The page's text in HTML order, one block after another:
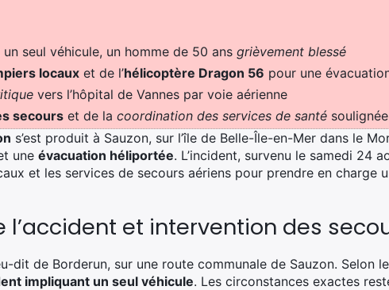
seul véhicule, un homme de 50 ans grièvement blessé
locaux et de l’hélicoptère Dragon 56 pour une
vers l’hôpital de Vannes par voie aérienne
secours et de la coordination des services de santé soulignée
s’est produit à Sauzon, sur l’île de Belle-Île-en-Mer dans le
une évacuation héliportée. L’incident, survenu le samedi 24
et les services de secours aériens pour prendre en charge
l’accident et intervention des
dit de Borderun, sur une route communale de Sauzon. Selon
impliquant un seul véhicule. Les circonstances exactes